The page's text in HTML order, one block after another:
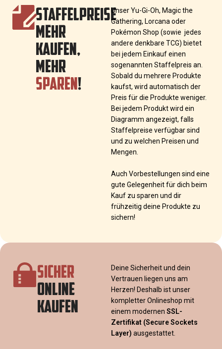
STAFFELPREISE
MEHR
KAUFEN,
MEHR
SPAREN!
Unser Yu-Gi-Oh, Magic the
Gathering, Lorcana oder
Pokémon Shop (sowie jedes
andere denkbare TCG) bietet
bei jedem Einkauf einen
sogenannten Staffelpreis an.
Sobald du mehrere Produkte
kaufst, wird automatisch der
Preis für die Produkte weniger.
Bei jedem Produkt wird ein
Diagramm angezeigt, falls
Staffelpreise verfügbar sind
und zu welchen Preisen und
Mengen.
Auch Vorbestellungen sind eine
gute Gelegenheit für dich beim
Kauf zu sparen und dir
frühzeitig deine Produkte zu
sichern!
SICHER
ONLINE
KAUFEN
Deine Sicherheit und dein
Vertrauen liegen uns am
Herzen! Deshalb ist unser
kompletter Onlineshop mit
einem modernen SSL-
Zertifikat (Secure Sockets
Layer) ausgestattet.